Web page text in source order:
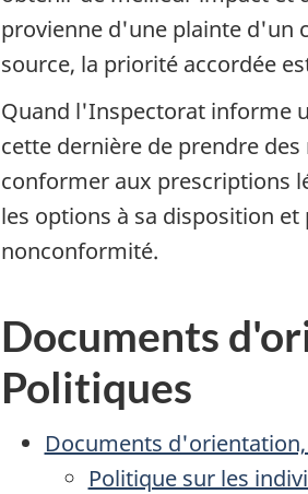
provienne d'une plainte d'un
source, la priorité accordée
Quand l'Inspectorat informe
cette dernière de prendre
conformer aux prescriptions
les options à sa disposition
nonconformité.
Documents
Politiques
Documents
Politique sur les